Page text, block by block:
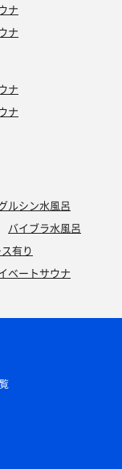
ナ
ナ
ナ
ナ
ルシン水風呂
バイブラ水風呂
有り
ベートサウナ